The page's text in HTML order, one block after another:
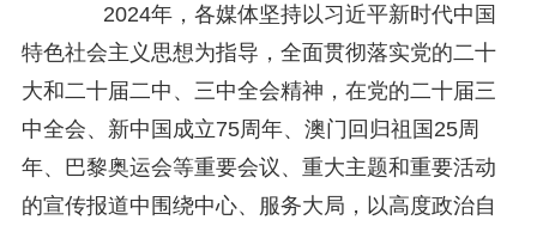
2024年，各媒体坚持以习近平新时代中国
特色社会主义思想为指导，全面贯彻落实党的二十
大和二十届二中、三中全会精神，在党的二十届三
中全会、新中国成立75周年、澳门回归祖国25周
年、巴黎奥运会等重要会议、重大主题和重要活动
的宣传报道中围绕中心、服务大局，以高度政治自